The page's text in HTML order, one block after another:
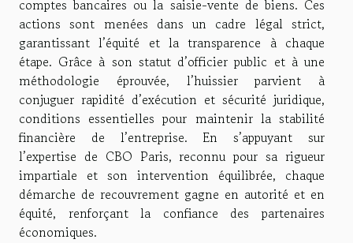
comptes bancaires ou la saisie-vente de biens. Ces
actions sont menées dans un cadre légal strict,
garantissant l’équité et la transparence à chaque
étape. Grâce à son statut d’officier public et à une
méthodologie éprouvée, l’huissier parvient à
conjuguer rapidité d’exécution et sécurité juridique,
conditions essentielles pour maintenir la stabilité
financière de l’entreprise. En s’appuyant sur
l’expertise de CBO Paris, reconnu pour sa rigueur
impartiale et son intervention équilibrée, chaque
démarche de recouvrement gagne en autorité et en
équité, renforçant la confiance des partenaires
économiques.